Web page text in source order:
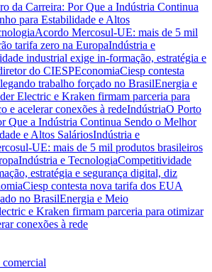
da Carreira: Por Que a Indústria Continua
para Estabilidade e Altos
Acordo Mercosul-UE: mais de 5 mil
tarifa zero na EuropaIndústria e
industrial exige in-formação, estratégia e
do CIESPEconomiaCiesp contesta
trabalho forçado no BrasilEnergia e
Electric e Kraken firmam parceria para
e acelerar conexões à redeIndústriaO Porto
Que a Indústria Continua Sendo o Melhor
e Altos SaláriosIndústria e
UE: mais de 5 mil produtos brasileiros
Indústria e TecnologiaCompetitividade
estratégia e segurança digital, diz
Ciesp contesta nova tarifa dos EUA
no BrasilEnergia e Meio
e Kraken firmam parceria para otimizar
conexões à rede
comercial